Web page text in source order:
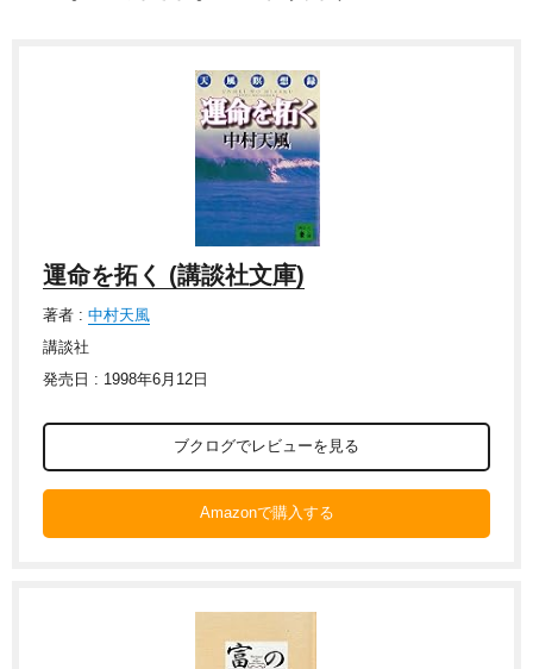
運命を拓く (講談社文庫)
著者 : 中村天風
講談社
発売日 : 1998年6月12日
ブクログでレビューを見る
Amazonで購入する